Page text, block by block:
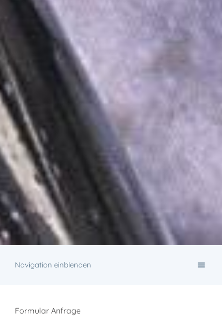
Navigation einblenden
Formular Anfrage